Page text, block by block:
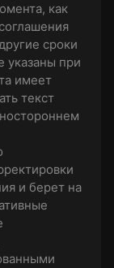
как
сроки
указаны при
имеет
текст
и берет на